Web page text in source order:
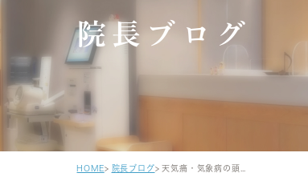
肥満症(ダイエット)外来
内科・生活習慣病
睡眠時無呼吸症候群
（SAS）/CPAP治療
もの忘れ(認知症)外来
院長ブログ
HOME 院長ブログ